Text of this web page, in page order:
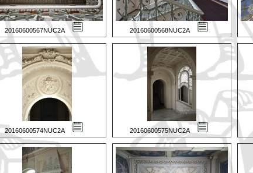
20160600567NUC2A 20160600568NUC2A
20160600574NUC2A 20160600575NUC2A